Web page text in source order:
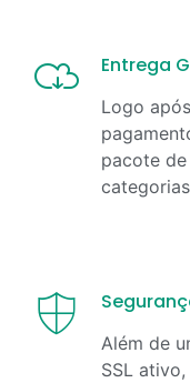
Entrega
Logo
pacote
Além de
SSL